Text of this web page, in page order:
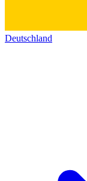
Deutschland